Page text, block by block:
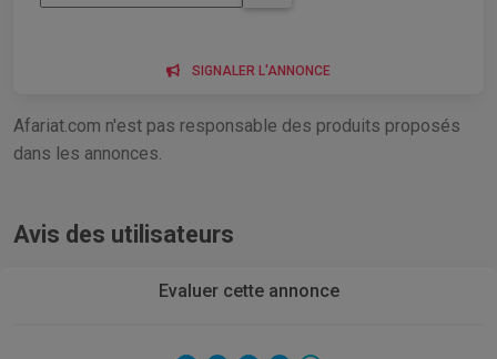
SIGNALER L'ANNONCE
Afariat.com n'est pas responsable des produits proposés
dans les annonces.
Avis des utilisateurs
Evaluer cette annonce